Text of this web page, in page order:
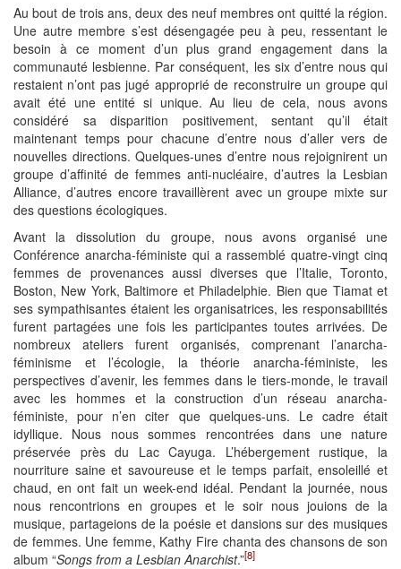
Au bout de trois ans, deux des neuf membres ont quitté la région.
Une autre membre s’est désengagée peu à peu, ressentant le
besoin à ce moment d’un plus grand engagement dans la
communauté lesbienne. Par conséquent, les six d’entre nous qui
restaient n’ont pas jugé approprié de reconstruire un groupe qui
avait été une entité si unique. Au lieu de cela, nous avons
considéré sa disparition positivement, sentant qu’il était
maintenant temps pour chacune d’entre nous d’aller vers de
nouvelles directions. Quelques-unes d’entre nous rejoignirent un
groupe d’affinité de femmes anti-nucléaire, d’autres la Lesbian
Alliance, d’autres encore travaillèrent avec un groupe mixte sur
des questions écologiques.
Avant la dissolution du groupe, nous avons organisé une
Conférence anarcha-féministe qui a rassemblé quatre-vingt cinq
femmes de provenances aussi diverses que l’Italie, Toronto,
Boston, New York, Baltimore et Philadelphie. Bien que Tiamat et
ses sympathisantes étaient les organisatrices, les responsabilités
furent partagées une fois les participantes toutes arrivées. De
nombreux ateliers furent organisés, comprenant l’anarcha-
féminisme et l’écologie, la théorie anarcha-féministe, les
perspectives d’avenir, les femmes dans le tiers-monde, le travail
avec les hommes et la construction d’un réseau anarcha-
féministe, pour n’en citer que quelques-uns. Le cadre était
idyllique. Nous nous sommes rencontrées dans une nature
préservée près du Lac Cayuga. L’hébergement rustique, la
nourriture saine et savoureuse et le temps parfait, ensoleillé et
chaud, en ont fait un week-end idéal. Pendant la journée, nous
nous rencontrions en groupes et le soir nous jouions de la
musique, partageions de la poésie et dansions sur des musiques
de femmes. Une femme, Kathy Fire chanta des chansons de son
album “Songs from a Lesbian Anarchist.”[8]